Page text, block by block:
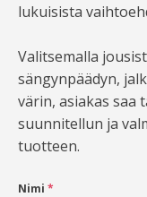
lukuisista
Valitsemalla
sängynpäädyn,
värin, asiakas saa
suunnitellun ja
tuotteen.
Nimi *